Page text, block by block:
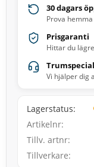
30 dagars
Prova
Prisgaranti
Hittar du
Vi hjälper dig
Lagerstatus
Artikelnr
Tillv. artnr
Tillverkare